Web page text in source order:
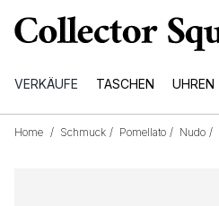
VERKÄUFE TASCHEN UHREN
Home / Schmuck / Pomellato / Nudo /